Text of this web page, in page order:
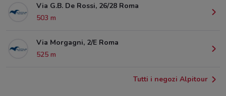
Via G.B. De Rossi, 26/28 Roma
503 m
Via Morgagni, 2/E Roma
525 m
Tutti i negozi Alpitour